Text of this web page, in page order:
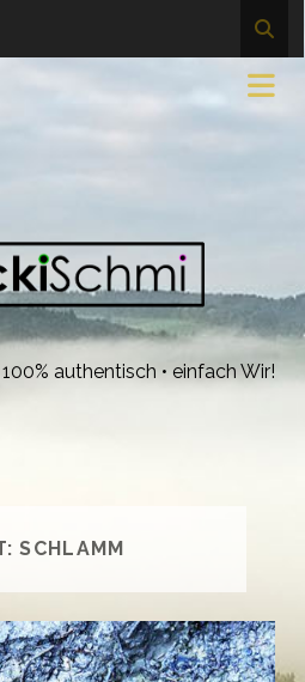
authentisch • einfach Wir!
SCHLAMM